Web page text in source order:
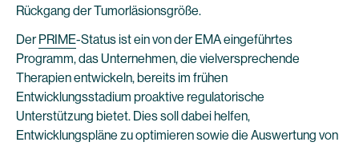
Rückgang der Tumorläsionsgröße.
DerPRIME-Status ist ein von der EMA eingeführtes
Programm, das Unternehmen, die vielversprechende
Therapien entwickeln, bereits im frühen
Entwicklungsstadium proaktive regulatorische
Unterstützung bietet. Dies soll dabei helfen,
Entwicklungspläne zu optimieren sowie die Auswertung von